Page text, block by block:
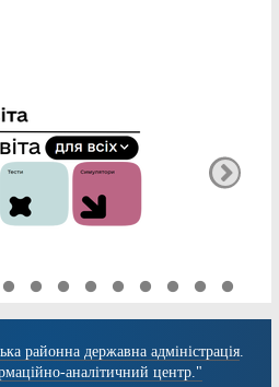
районна державна адміністрація
аналітичний центр."